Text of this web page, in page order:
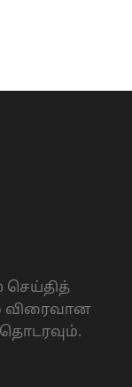
செய்தித்
விரைவான